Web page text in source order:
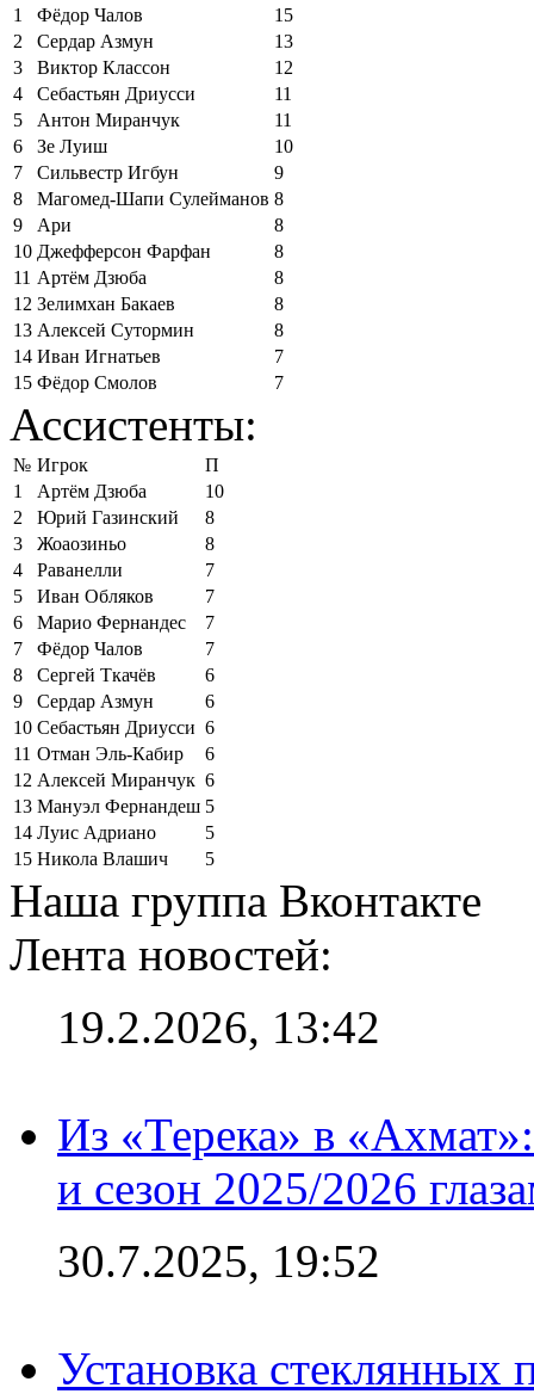
1
Фёдор Чалов
15
2
Сердар Азмун
13
3
Виктор Классон
12
4
Себастьян Дриусси
11
5
Антон Миранчук
11
6
Зе Луиш
10
7
Сильвестр Игбун
9
8
Магомед-Шапи Сулейманов 8
9
Ари
8
10 Джефферсон Фарфан
8
11 Артём Дзюба
8
12 Зелимхан Бакаев
8
13 Алексей Сутормин
8
14 Иван Игнатьев
7
15 Фёдор Смолов 7
Ассистенты:
№ Игрок
П
1
Артём Дзюба
10
2
Юрий Газинский
8
3
Жоаозиньо
8
4
Раванелли
7
5
Иван Обляков
7
6
Марио Фернандес
7
7
Фёдор Чалов
7
8
Сергей Ткачёв
6
9
Сердар Азмун
6
10 Себастьян Дриусси 6
11 Отман Эль-Кабир
6
12 Алексей Миранчук 6
13 Мануэл Фернандеш 5
14 Луис Адриано
5
15 Никола Влашич 5
Наша группа Вконтакте
Лента новостей:
19.2.2026, 13:42
Из «Терека» в
и сезон 2025/2026
30.7.2025, 19:52
Установка стеклянных